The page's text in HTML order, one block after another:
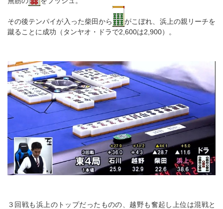
その後テンパイが入った柴田から
がこぼれ、浜上の親リーチを
蹴ることに成功（タンヤオ・ドラで2,600は2,900）。
３回戦も浜上のトップだったものの、越野も奮起し上位は混戦と